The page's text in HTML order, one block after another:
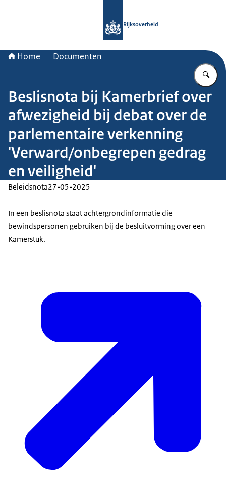
Rijksoverheid
Home Documenten
Beslisnota bij Kamerbrief over
afwezigheid bij debat over de
parlementaire verkenning
'Verward/onbegrepen gedrag
en veiligheid'
Beleidsnota27-05-2025
In een beslisnota staat achtergrondinformatie die
bewindspersonen gebruiken bij de besluitvorming over een
Kamerstuk.